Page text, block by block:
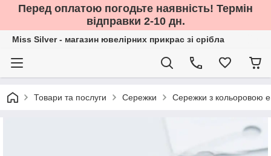
Перед оплатою погодьте наявність! Термін
відправки 2-10 дн.
Miss Silver - магазин ювелірних прикрас зі срібла
Товари та послуги Сережки Сережки з кольоровою